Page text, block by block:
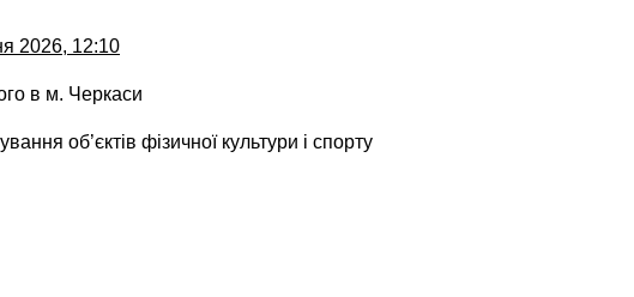
2026, 12:10
в м. Черкаси
об’єктів фізичної культури і спорту